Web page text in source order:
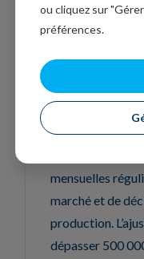
légèrement en
renversement
nettement plus
prévoyait une
millions de
Il est important
mensuelles
marché et de
production.
dépasser 500
ou cliquez sur
préférences.